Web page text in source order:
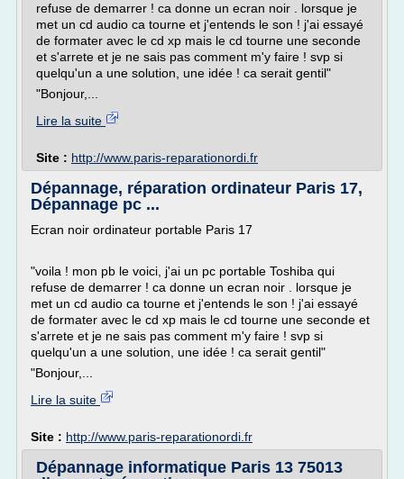
refuse de demarrer ! ca donne un ecran noir . lorsque je
met un cd audio ca tourne et j'entends le son ! j'ai essayé
de formater avec le cd xp mais le cd tourne une seconde
et s'arrete et je ne sais pas comment m'y faire ! svp si
quelqu'un a une solution, une idée ! ca serait gentil"
"Bonjour,...
Lire la suite
Site : http://www.paris-reparationordi.fr
Dépannage, réparation ordinateur Paris 17,
Dépannage pc ...
Ecran noir ordinateur portable Paris 17
"voila ! mon pb le voici, j'ai un pc portable Toshiba qui
refuse de demarrer ! ca donne un ecran noir . lorsque je
met un cd audio ca tourne et j'entends le son ! j'ai essayé
de formater avec le cd xp mais le cd tourne une seconde et
s'arrete et je ne sais pas comment m'y faire ! svp si
quelqu'un a une solution, une idée ! ca serait gentil"
"Bonjour,...
Lire la suite
Site : http://www.paris-reparationordi.fr
Dépannage informatique Paris 13 75013